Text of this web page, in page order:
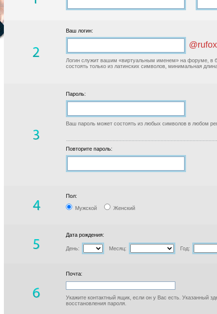
Ваш логин:
Логин служит вашим «виртуальным именем» на форуме, в
состоять только из латинских символов, минимальная
Пароль:
Ваш пароль может состоять из любых символов в любом
Повторите пароль:
Пол:
Мужской Женский
Дата рождения:
День: Месяц: Год:
Почта:
Укажите контактный ящик, если он у Вас есть. Указанный
восстановления пароля.